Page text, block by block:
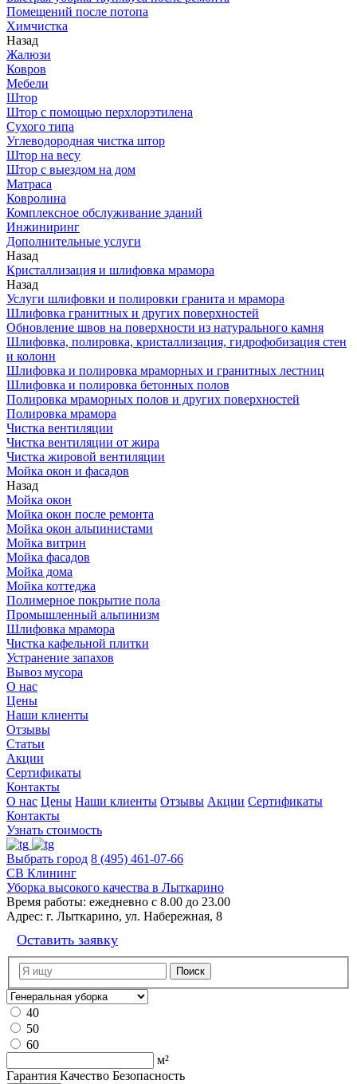
Помещений после потопа
Химчистка
Назад
Жалюзи
Ковров
Мебели
Штор
Штор с помощью перхлорэтилена
Сухого типа
Углеводородная чистка штор
Штор на весу
Штор с выездом на дом
Матраса
Ковролина
Комплексное обслуживание зданий
Инжиниринг
Дополнительные услуги
Назад
Кристаллизация и шлифовка мрамора
Назад
Услуги шлифовки и полировки гранита и мрамора
Шлифовка гранитных и других поверхностей
Обновление швов на поверхности из натурального камня
Шлифовка, полировка, кристаллизация, гидрофобизация стен
и колонн
Шлифовка и полировка мраморных и гранитных лестниц
Шлифовка и полировка бетонных полов
Полировка мраморных полов и других поверхностей
Полировка мрамора
Чистка вентиляции
Чистка вентиляции от жира
Чистка жировой вентиляции
Мойка окон и фасадов
Назад
Мойка окон
Мойка окон после ремонта
Мойка окон альпинистами
Мойка витрин
Мойка фасадов
Мойка дома
Мойка коттеджа
Полимерное покрытие пола
Промышленный альпинизм
Шлифовка мрамора
Чистка кафельной плитки
Устранение запахов
Вывоз мусора
О нас
Цены
Наши клиенты
Отзывы
Статьи
Акции
Сертификаты
Контакты
О нас Цены Наши клиенты Отзывы Акции Сертификаты
Контакты
Узнать стоимость
Выбрать город 8 (495) 461-07-66
СВ Клининг
Уборка высокого качества в Лыткарино
Время работы: ежедневно с 8.00 до 23.00
Адрес: г. Лыткарино, ул. Набережная, 8
Оставить заявку
40
50
60
м²
Гарантия Качество Безопасность